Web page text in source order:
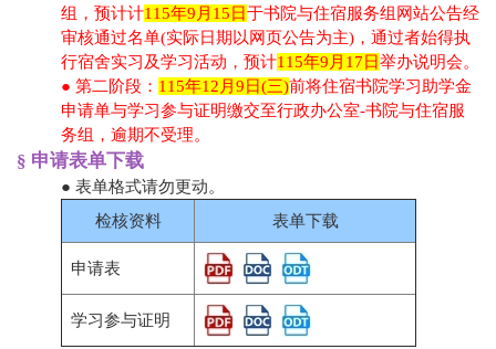
组，预计计115年9月15日于书院与住宿服务组网站公告经
审核通过名单(实际日期以网页公告为主)，通过者始得执
行宿舍实习及学习活动，预计115年9月17日举办说明会。
● 第二阶段： 115年12月9日(三)前将住宿书院学习助学金
申请单与学习参与证明缴交至行政办公室-书院与住宿服
务组，逾期不受理。
§ 申请表单下载
● 表单格式请勿更动。
检核资料
表单下载
申请表
学习参与证明